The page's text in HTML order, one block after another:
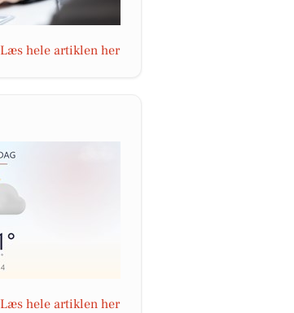
Læs hele artiklen her
Læs hele artiklen her